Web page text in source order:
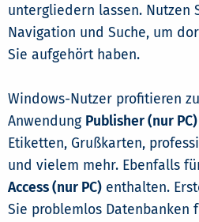
untergliedern lassen. Nutzen
Navigation und Suche, um
Sie aufgehört haben.
Windows-Nutzer profitieren
Anwendung Publisher (nur PC)
Etiketten, Grußkarten,
und vielem mehr. Ebenfalls
Access (nur PC) enthalten.
Sie problemlos Datenbanken